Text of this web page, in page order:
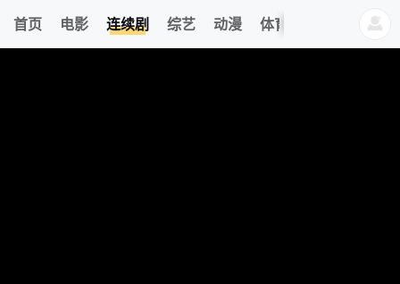
首页 电影 连续剧 综艺 动漫 体育 热